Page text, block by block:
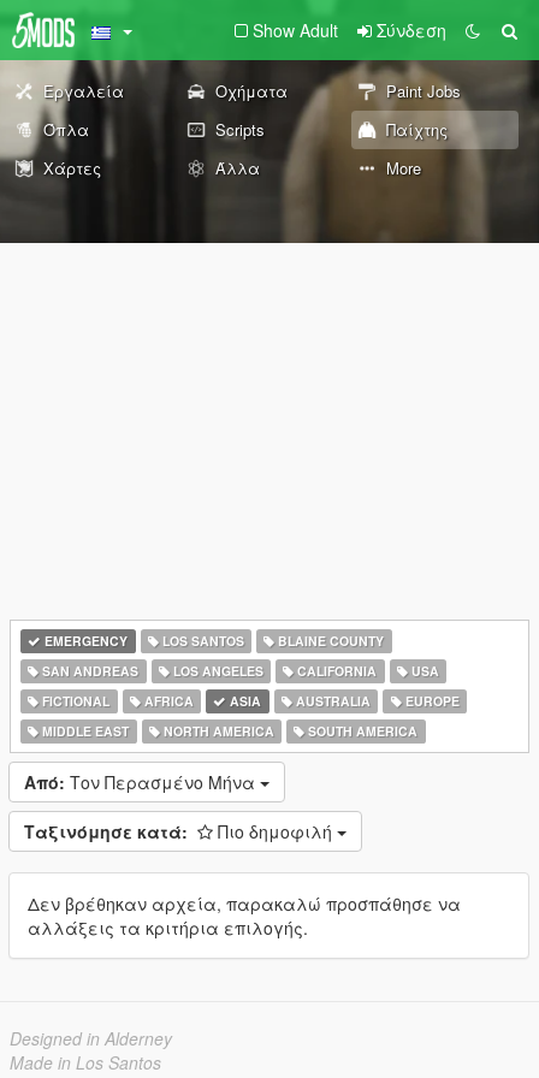
Show Adult Σύνδεση
Εργαλεία Οχήματα
Paint Jobs
Όπλα
Scripts
Παίχτης
Χάρτες
Άλλα More
EMERGENCY LOS SANTOS
BLAINE COUNTY
SAN ANDREAS
LOS ANGELES CALIFORNIA
USA
FICTIONAL
AFRICA ASIA AUSTRALIA
EUROPE
MIDDLE EAST
NORTH AMERICA SOUTH AMERICA
Από: Τον Περασμένο Μήνα
Ταξινόμησε κατά: Πιο δημοφιλή
Δεν βρέθηκαν αρχεία, παρακαλώ προσπάθησε να
αλλάξεις τα κριτήρια επιλογής.
Designed in Alderney
Made in Los Santos